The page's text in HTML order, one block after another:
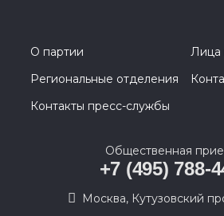
О партии
Лица
Региональные отделения
Контакты пресс-службы
Общественная
+7 (495) 788-
Москва, Кутузовский